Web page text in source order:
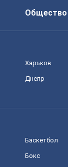
Общество
Харьков
Днепр
Баскетбол
Бокс